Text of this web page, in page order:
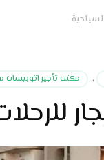
, مكتب تأجير